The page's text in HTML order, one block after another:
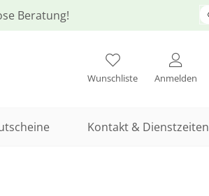
Beratung!
Wunschliste Anmelden
Kontakt & Dienstzeiten